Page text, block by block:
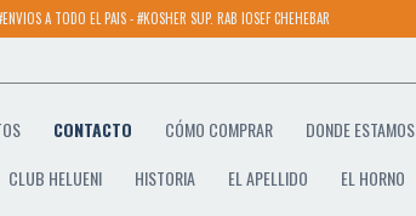
A TODO EL PAIS - #KOSHER SUP. RAB IOSEF CHEHEBAR
CONTACTO CÓMO COMPRAR
DONDE ESTAMOS
CLUB HELUENI HISTORIA EL APELLIDO EL HORNO